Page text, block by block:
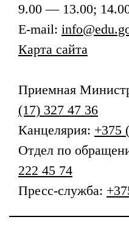
9.00 — 13.00;
E-mail:
Карта сайта
Приемная
(17) 327 47 36
Канцелярия: +375
Отдел по
222 45 74
Пресс-служба: